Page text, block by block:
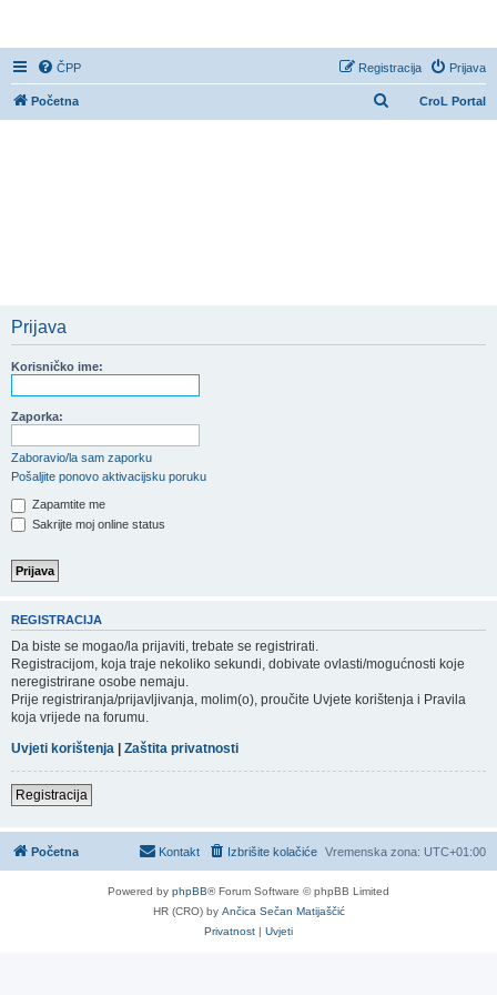
ČPP Prijava
Registracija
CroL Portal
Početna
Prijava
Korisničko ime:
Zaporka:
Zaboravio/la sam zaporku
Pošaljite ponovo aktivacijsku poruku
Zapamtite me
Sakrijte moj online status
REGISTRACIJA
Da biste se mogao/la prijaviti, trebate se registrirati.
Registracijom, koja traje nekoliko sekundi, dobivate ovlasti/mogućnosti koje
neregistrirane osobe nemaju.
Prije registriranja/prijavljivanja, molim(o), proučite Uvjete korištenja i Pravila
koja vrijede na forumu.
Uvjeti korištenja | Zaštita privatnosti
Registracija
Početna Vremenska zona: UTC+01:00
Izbrišite kolačiće
Kontakt
Powered by phpBB® Forum Software © phpBB Limited
HR (CRO) by Ančica Sečan Matijaščić
Privatnost | Uvjeti